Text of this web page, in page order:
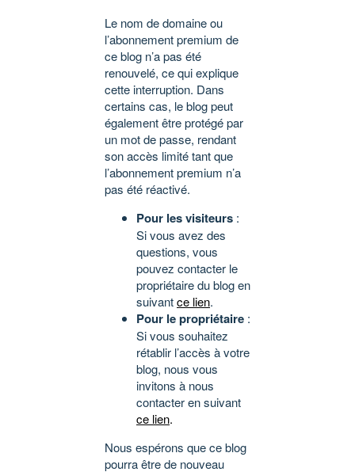
Le nom de domaine ou
l’abonnement premium de
ce blog n’a pas été
renouvelé, ce qui explique
cette interruption. Dans
certains cas, le blog peut
également être protégé par
un mot de passe, rendant
son accès limité tant que
l’abonnement premium n’a
pas été réactivé.
Pour les visiteurs :
Si vous avez des
questions, vous
pouvez contacter le
propriétaire du blog en
suivantce lien.
Pour le propriétaire :
Si vous souhaitez
rétablir l’accès à votre
blog, nous vous
invitons à nous
contacter en suivant
ce lien.
Nous espérons que ce blog
pourra être de nouveau